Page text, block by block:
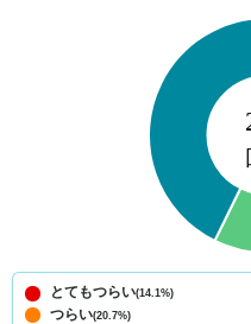
とてもつらい(14.1%)
つらい(20.7%)